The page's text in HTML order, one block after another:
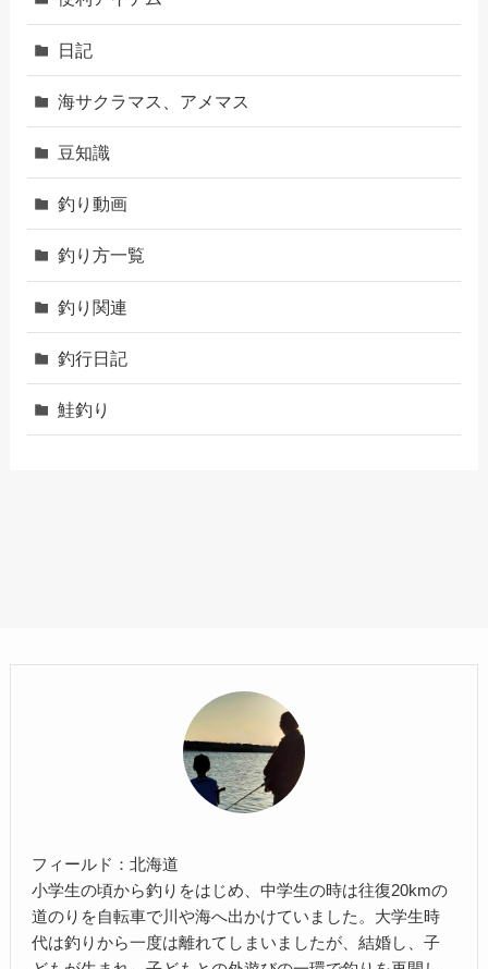
日記
海サクラマス、アメマス
豆知識
釣り動画
釣り方一覧
釣り関連
釣行日記
鮭釣り
フィールド：北海道
小学生の頃から釣りをはじめ、中学生の時は往復20kmの
道のりを自転車で川や海へ出かけていました。大学生時
代は釣りから一度は離れてしまいましたが、結婚し、子